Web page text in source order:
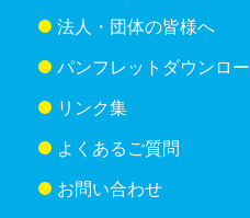
法人・団体の皆様へ
パンフレットダウンロ
リンク集
よくあるご質問
お問い合わせ